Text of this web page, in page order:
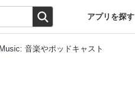
アプリを探す
音楽やポッドキャスト